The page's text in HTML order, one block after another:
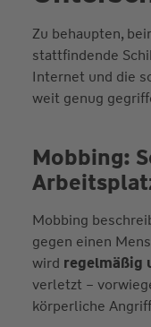
Zu behaupten,
stattfindende
Internet und die
weit genug
Mobbing:
Mobbing
gegen einen
wird regelmäßig
verletzt –
körperliche